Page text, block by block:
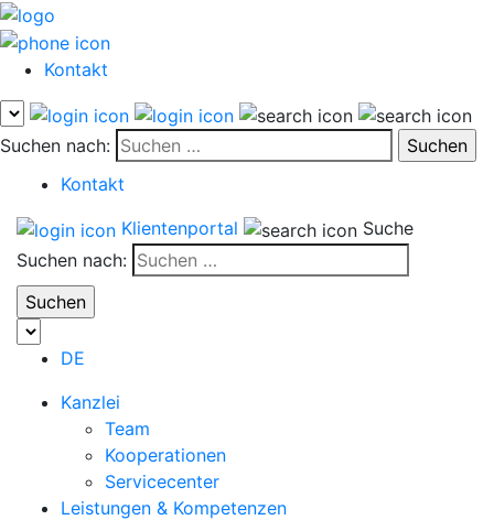
Kontakt
Suchen nach:
Kontakt
Klientenportal
Suche
Suchen nach:
DE
Kanzlei
Team
Kooperationen
Servicecenter
Leistungen & Kompetenzen